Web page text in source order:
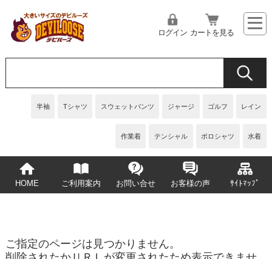
半袖 Tシャツ スウェットパンツ ジャージ ゴルフ レイン
作業着 テンシャル ポロシャツ 水着
ログイン カートを見る
HOME ご利用案内 お問い合せ お客様の声 ｻｲﾄﾏｯﾌﾟ
ご指定のページは見つかりません。